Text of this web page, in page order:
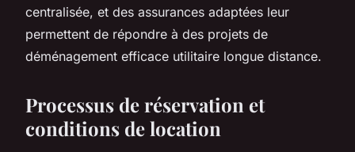
centralisée, et des assurances adaptées leur
permettent de répondre à des projets de
déménagement efficace utilitaire longue distance.
Processus de réservation et
conditions de location